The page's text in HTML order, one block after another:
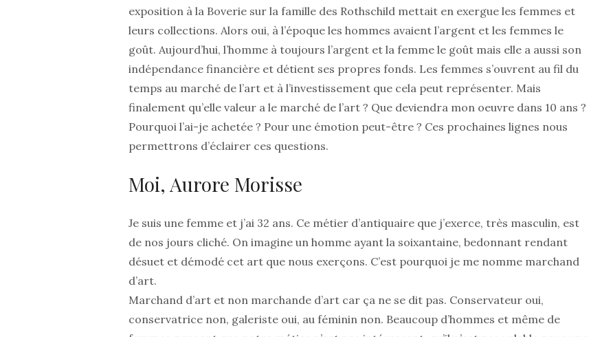
exposition à la Boverie sur la famille des Rothschild mettait en exergue les femmes et
leurs collections. Alors oui, à l’époque les hommes avaient l’argent et les femmes le
goût. Aujourd’hui, l’homme à toujours l’argent et la femme le goût mais elle a aussi son
indépendance financière et détient ses propres fonds. Les femmes s’ouvrent au fil du
temps au marché de l’art et à l’investissement que cela peut représenter. Mais
finalement qu’elle valeur a le marché de l’art ? Que deviendra mon oeuvre dans 10 ans ?
Pourquoi l’ai-je achetée ? Pour une émotion peut-être ? Ces prochaines lignes nous
permettrons d’éclairer ces questions.
Moi, Aurore Morisse
Je suis une femme et j’ai 32 ans. Ce métier d’antiquaire que j’exerce, très masculin, est
de nos jours cliché. On imagine un homme ayant la soixantaine, bedonnant rendant
désuet et démodé cet art que nous exerçons. C’est pourquoi je me nomme marchand
d’art.
Marchand d’art et non marchande d’art car ça ne se dit pas. Conservateur oui,
conservatrice non, galeriste oui, au féminin non. Beaucoup d’hommes et même de